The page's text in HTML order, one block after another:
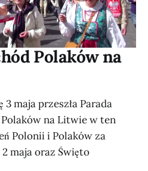
Polaków na
maja przeszła Parada
Polaków na Litwie w ten
Polonii i Polaków za
maja oraz Święto